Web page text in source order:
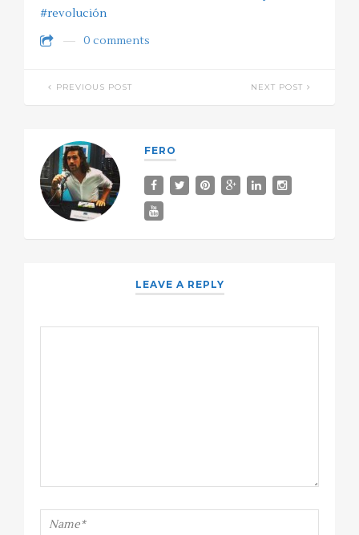
#revolución
0 comments
PREVIOUS POST NEXT POST
FERO
LEAVE A REPLY